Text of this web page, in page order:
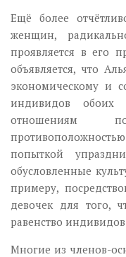
Ещё более
женщин,
проявляется в его
объявляется, что
экономическому и
индивидов обоих
отношениям
попыткой
обусловленные
примеру,
девочек для того,
равенство
Многие из членов-